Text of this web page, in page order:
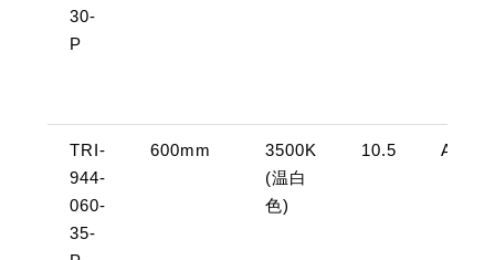
30-
P
TRI-
944-
060-
35-
600mm
3500K
(温白
色)
10.5